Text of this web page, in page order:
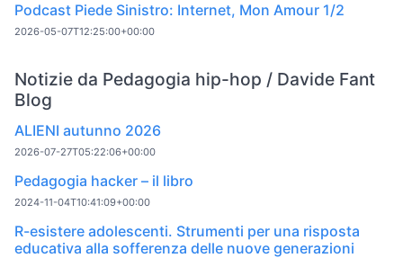
Podcast Piede Sinistro: Internet, Mon Amour 1/2
2026-05-07T12:25:00+00:00
Notizie da Pedagogia hip-hop / Davide Fant
Blog
ALIENI autunno 2026
2026-07-27T05:22:06+00:00
Pedagogia hacker – il libro
2024-11-04T10:41:09+00:00
R-esistere adolescenti. Strumenti per una risposta
educativa alla sofferenza delle nuove generazioni